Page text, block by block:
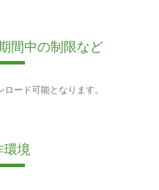
間中の制限など
ード可能となります。
環境